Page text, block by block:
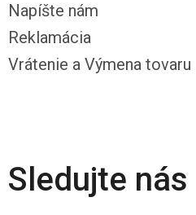
Napíšte nám
Reklamácia
Vrátenie a Výmena tovaru
Sledujte nás